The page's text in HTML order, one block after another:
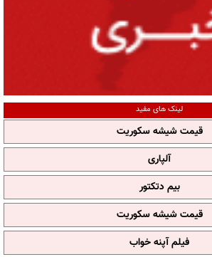
لینک های مفید
قیمت شیشه سکوریت
آلپاری
بیم دتکتور
قیمت شیشه سکوریت
فیلم آپنه خواب